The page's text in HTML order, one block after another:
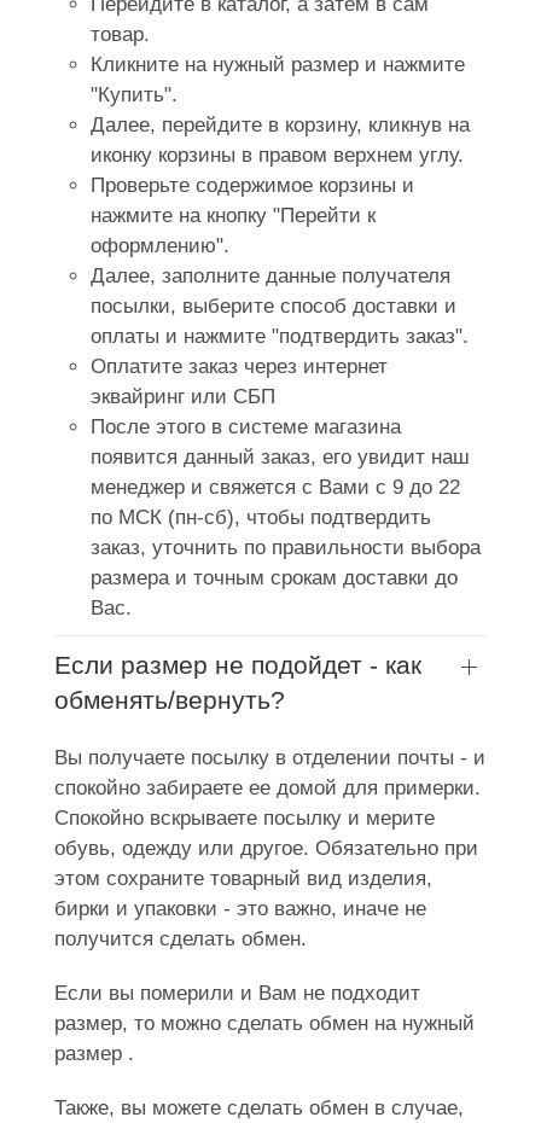
Перейдите в каталог, а затем в сам
товар.
Кликните на нужный размер и нажмите
"Купить".
Далее, перейдите в корзину, кликнув на
иконку корзины в правом верхнем углу.
Проверьте содержимое корзины и
нажмите на кнопку "Перейти к
оформлению".
Далее, заполните данные получателя
посылки, выберите способ доставки и
оплаты и нажмите "подтвердить заказ".
Оплатите заказ через интернет
эквайринг или СБП
После этого в системе магазина
появится данный заказ, его увидит наш
менеджер и свяжется с Вами с 9 до 22
по МСК (пн-сб), чтобы подтвердить
заказ, уточнить по правильности выбора
размера и точным срокам доставки до
Вас.
Если размер не подойдет - как
обменять/вернуть?
Вы получаете посылку в отделении почты - и
спокойно забираете ее домой для примерки.
Спокойно вскрываете посылку и мерите
обувь, одежду или другое. Обязательно при
этом сохраните товарный вид изделия,
бирки и упаковки - это важно, иначе не
получится сделать обмен.
Если вы померили и Вам не подходит
размер, то можно сделать обмен на нужный
размер .
Также, вы можете сделать обмен в случае,